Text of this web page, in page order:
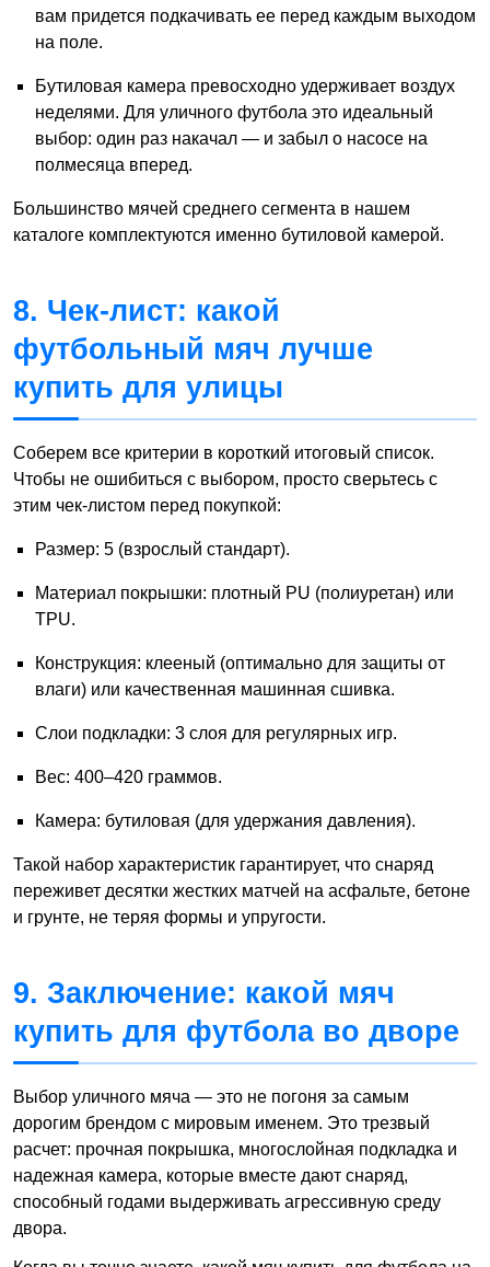
вам придется подкачивать ее перед каждым выходом
на поле.
Бутиловая камера превосходно удерживает воздух
неделями. Для уличного футбола это идеальный
выбор: один раз накачал — и забыл о насосе на
полмесяца вперед.
Большинство мячей среднего сегмента в нашем
каталоге комплектуются именно бутиловой камерой.
8. Чек-лист: какой
футбольный мяч лучше
купить для улицы
Соберем все критерии в короткий итоговый список.
Чтобы не ошибиться с выбором, просто сверьтесь с
этим чек-листом перед покупкой:
Размер: 5 (взрослый стандарт).
Материал покрышки: плотный PU (полиуретан) или
TPU.
Конструкция: клееный (оптимально для защиты от
влаги) или качественная машинная сшивка.
Слои подкладки: 3 слоя для регулярных игр.
Вес: 400–420 граммов.
Камера: бутиловая (для удержания давления).
Такой набор характеристик гарантирует, что снаряд
переживет десятки жестких матчей на асфальте, бетоне
и грунте, не теряя формы и упругости.
9. Заключение: какой мяч
купить для футбола во дворе
Выбор уличного мяча — это не погоня за самым
дорогим брендом с мировым именем. Это трезвый
расчет: прочная покрышка, многослойная подкладка и
надежная камера, которые вместе дают снаряд,
способный годами выдерживать агрессивную среду
двора.